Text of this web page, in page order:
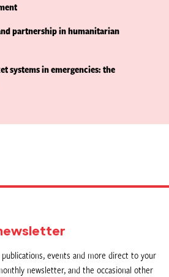
partnership in humanitarian
systems in emergencies: the
events and more direct to your
newsletter, and the occasional other